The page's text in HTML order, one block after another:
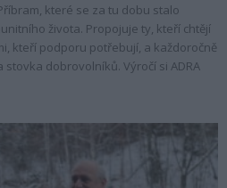
které se za tu dobu stalo
života. Propojuje ty, kteří chtějí
kteří podporu potřebují, a každoročně
dobrovolníků. Výročí si ADRA